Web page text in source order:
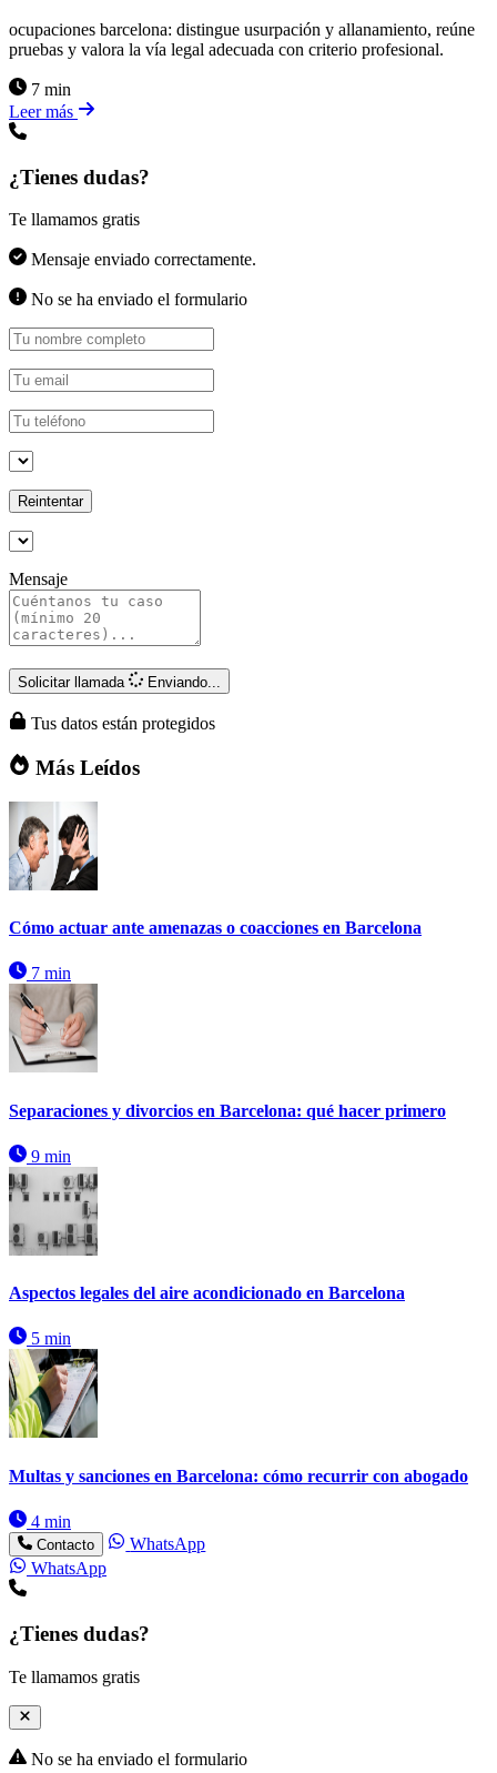
ocupaciones barcelona: distingue usurpación y allanamiento, reúne
pruebas y valora la vía legal adecuada con criterio profesional.
7 min
Leer más
¿Tienes dudas?
Te llamamos gratis
Mensaje enviado correctamente.
No se ha enviado el formulario
Reintentar
Mensaje
Solicitar llamada Enviando...
Tus datos están protegidos
Más Leídos
Cómo actuar ante amenazas o coacciones en Barcelona
7 min
Separaciones y divorcios en Barcelona: qué hacer primero
9 min
Aspectos legales del aire acondicionado en Barcelona
5 min
Multas y sanciones en Barcelona: cómo recurrir con abogado
4 min
Contacto
WhatsApp
WhatsApp
¿Tienes dudas?
Te llamamos gratis
No se ha enviado el formulario